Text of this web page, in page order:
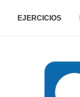
EJERCICIOS